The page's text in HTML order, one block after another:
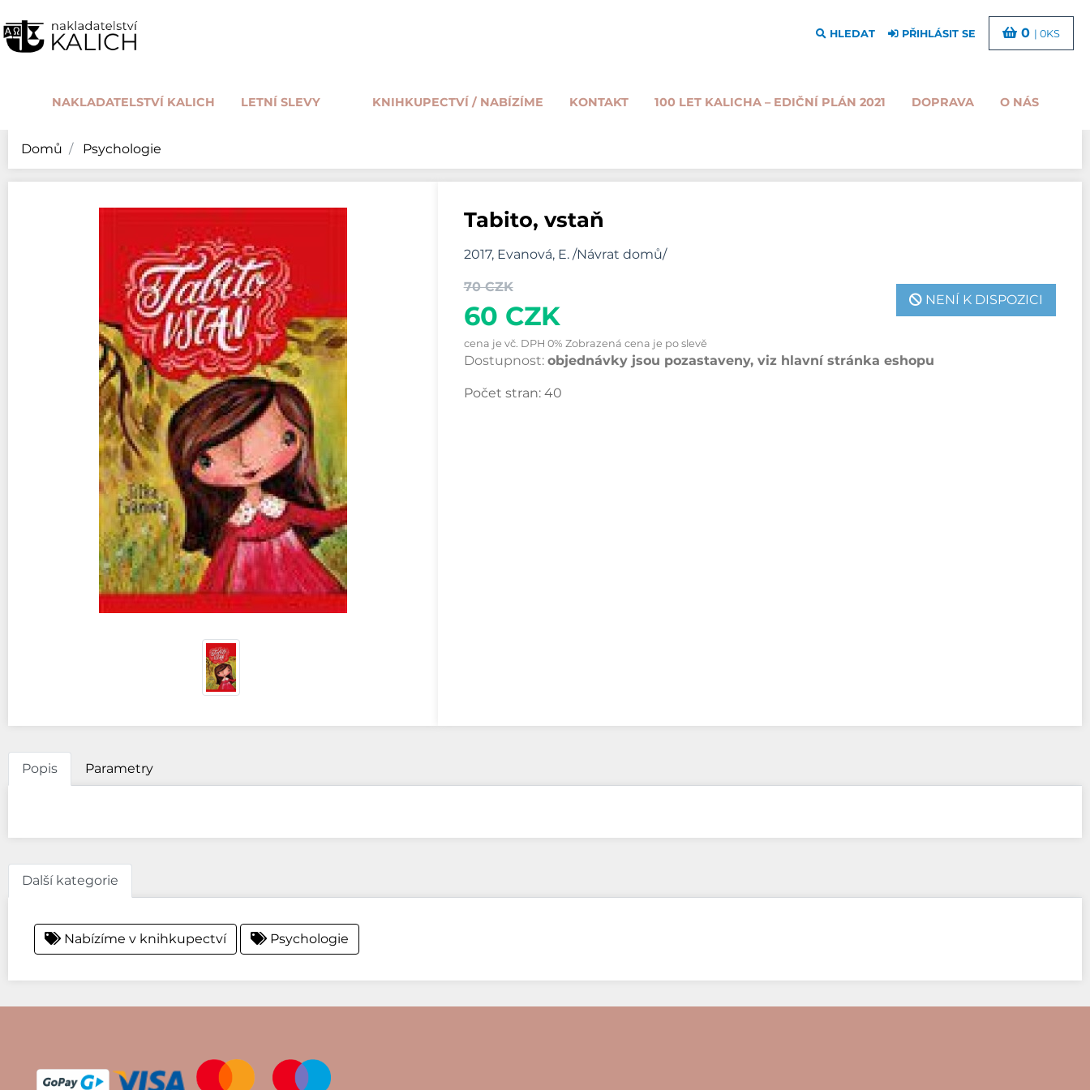
NAKLADATELSTVÍ KALICH LETNÍ SLEVY KNIHKUPECTVÍ / NABÍZÍME KONTAKT 100 LET KALICHA – EDIČNÍ PLÁN 2021 DOPRAVA O NÁS
HLEDAT PŘIHLÁSIT SE 0 | 0KS
Domů Psychologie
Tabito, vstaň
2017, Evanová, E. /Návrat domů/
70 CZK
60 CZK
NENÍ K DISPOZICI
cena je vč. DPH 0% Zobrazená cena je po slevě
Dostupnost: objednávky jsou pozastaveny, viz hlavní stránka eshopu
Počet stran: 40
Popis Parametry
Další kategorie
Nabízíme v knihkupectví Psychologie